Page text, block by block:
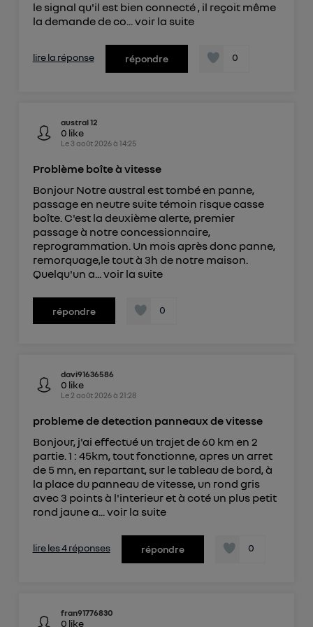
le signal qu'il est bien connecté , il reçoit même
la demande de co... voir la suite
lire la réponse répondre 0
austral 12
0 like
Le 3 août 2026à 14:25
Problème boîte à vitesse
Bonjour Notre austral est tombé en panne,
passage en neutre suite témoin risque casse
boîte. C'est la deuxième alerte, premier
passage à notre concessionnaire,
reprogrammation. Un mois après donc panne,
remorquage,le tout à 3h de notre maison.
Quelqu'un a... voir la suite
répondre 0
davi91636586
0 like
Le 2 août 2026à 21:28
probleme de detection panneaux de vitesse
Bonjour, j'ai effectué un trajet de 60 km en 2
partie. 1 : 45km, tout fonctionne, apres un arret
de 5 mn, en repartant, sur le tableau de bord, à
la place du panneau de vitesse, un rond gris
avec 3 points à l'interieur et à coté un plus petit
rond jaune a...voir la suite
lire les 4 réponses répondre 0
fran91776830
0 like
de votre contrat internet (ex : votre numéro de
téléphone).
internet. Ainsi, toutes les personnes utilisant la
même connexion et ayant consenties se verront
Pour uneconnexion mobile
uniquement sur la navigation de l'utilisateur du mobile.
consentement surle portail d’Utiq
") ou via la page « gérer Utiq » en bas de ce site.
Pour plus d'informations, veuillez consulterla
Politique d'information sur les données
personnelles d'Utiq.